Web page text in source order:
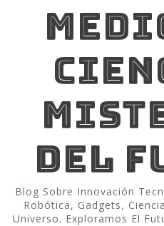
DEL
Blog Sobre Innovación
Robótica, Gadgets,
Universo. Exploramos El